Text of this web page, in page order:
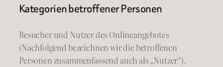
Kategorien betroffener Personen
Besucher und Nutzer des Onlineangebotes
(Nachfolgend bezeichnen wir die betroffenen
Personen zusammenfassend auch als „Nutzer“).